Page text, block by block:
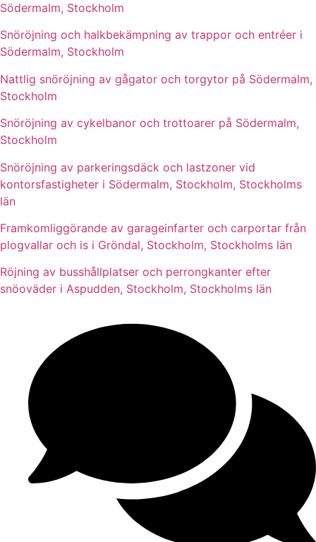
Södermalm, Stockholm
Snöröjning och halkbekämpning av trappor och entréer i
Södermalm, Stockholm
Nattlig snöröjning av gågator och torgytor på Södermalm,
Stockholm
Snöröjning av cykelbanor och trottoarer på Södermalm,
Stockholm
Snöröjning av parkeringsdäck och lastzoner vid
kontorsfastigheter i Södermalm, Stockholm, Stockholms
län
Framkomliggörande av garageinfarter och carportar från
plogvallar och is i Gröndal, Stockholm, Stockholms län
Röjning av busshållplatser och perrongkanter efter
snöoväder i Aspudden, Stockholm, Stockholms län